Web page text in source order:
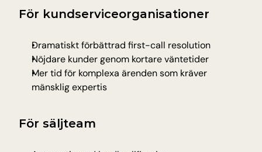
För kundserviceorganisationer
Dramatiskt förbättrad first-call resolution
Nöjdare kunder genom kortare väntetider
Mer tid för komplexa ärenden som kräver
mänsklig expertis
För säljteam